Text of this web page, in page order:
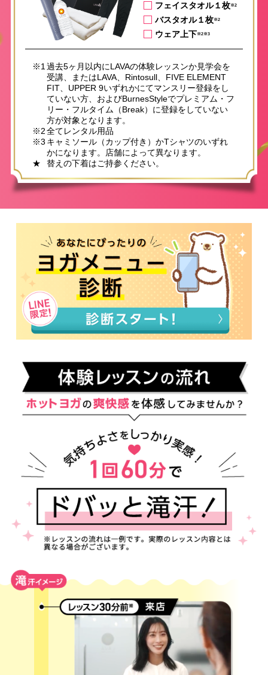
フェイスタオル１枚※2
バスタオル１枚※2
ウェア上下※2※3
※1過去5ヶ月以内にLAVAの体験レッスンか見学会を
受講、またはLAVA、Rintosull、FIVE ELEMENT
FIT、UPPER 9いずれかにてマンスリー登録をし
ていない方、およびBurnesStyleでプレミアム・フ
リー・フルタイム（Break）に登録をしていない
方が対象となります。
※2全てレンタル用品
※3 キャミソール（カップ付き）かTシャツのいずれ
かになります。店舗によって異なります。
★
替えの下着はご持参ください。